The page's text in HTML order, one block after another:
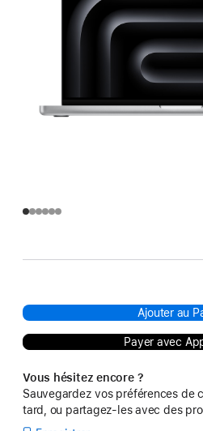
Ajouter au
Payer avec
Vous hésitez encore ?
Sauvegardez vos préférences de
tard, ou partagez-les avec des